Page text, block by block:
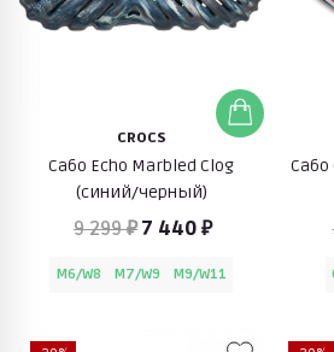
CROCS
Сабо Echo Marbled Clog
(синий/черный)
9 299 ₽ 7 440 ₽
M6/W8 M7/W9 M9/W11
Сабо